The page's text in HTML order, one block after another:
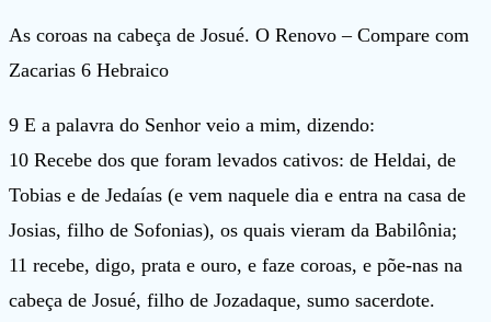
As coroas na cabeça de Josué. O Renovo – Compare com
Zacarias 6 Hebraico
9 E a palavra do Senhor veio a mim, dizendo:
10 Recebe dos que foram levados cativos: de Heldai, de
Tobias e de Jedaías (e vem naquele dia e entra na casa de
Josias, filho de Sofonias), os quais vieram da Babilônia;
11 recebe, digo, prata e ouro, e faze coroas, e põe-nas na
cabeça de Josué, filho de Jozadaque, sumo sacerdote.